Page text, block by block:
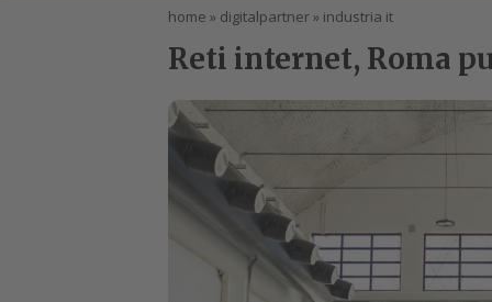
home » digitalpartner» industria it
Reti internet, Roma